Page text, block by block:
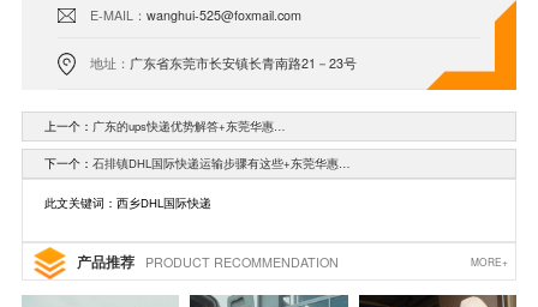
E-MAIL：wanghui-525@foxmail.com
地址： 广东省东莞市长安镇长青南路21－23号
上一个： 广东的ups快递优势解答+东莞华惠…
下一个： 石排镇DHL国际快递运输步骤有这些+东莞华惠…
此文关键词：西乡DHL国际快递
产品推荐 PRODUCT RECOMMENDATION MORE+